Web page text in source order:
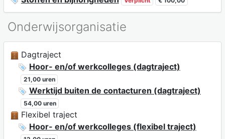
Onderwijsorganisatie
Dagtraject
Hoor- en/of werkcolleges (dagtraject)
21,00 uren
Werktijd buiten de contacturen (dagtraject)
54,00 uren
Flexibel traject
Hoor- en/of werkcolleges (flexibel traject)